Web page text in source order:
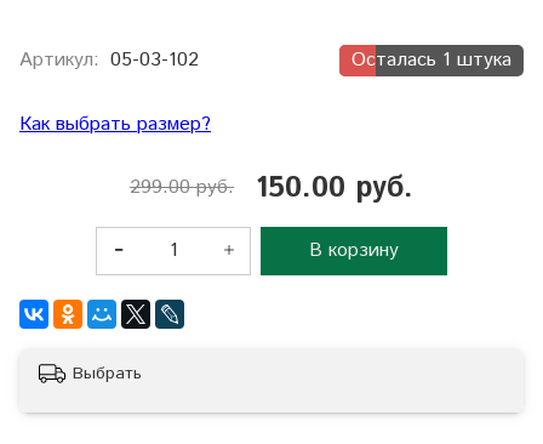
Артикул: 05-03-102 Осталась 1 штука
Как выбрать размер?
299.00 руб. 150.00 руб.
В корзину
Выбрать